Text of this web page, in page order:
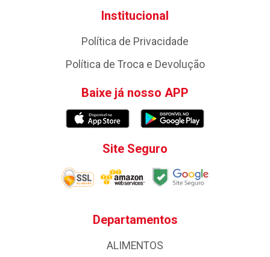
Institucional
Política de Privacidade
Política de Troca e Devolução
Baixe já nosso APP
Site Seguro
Departamentos
ALIMENTOS